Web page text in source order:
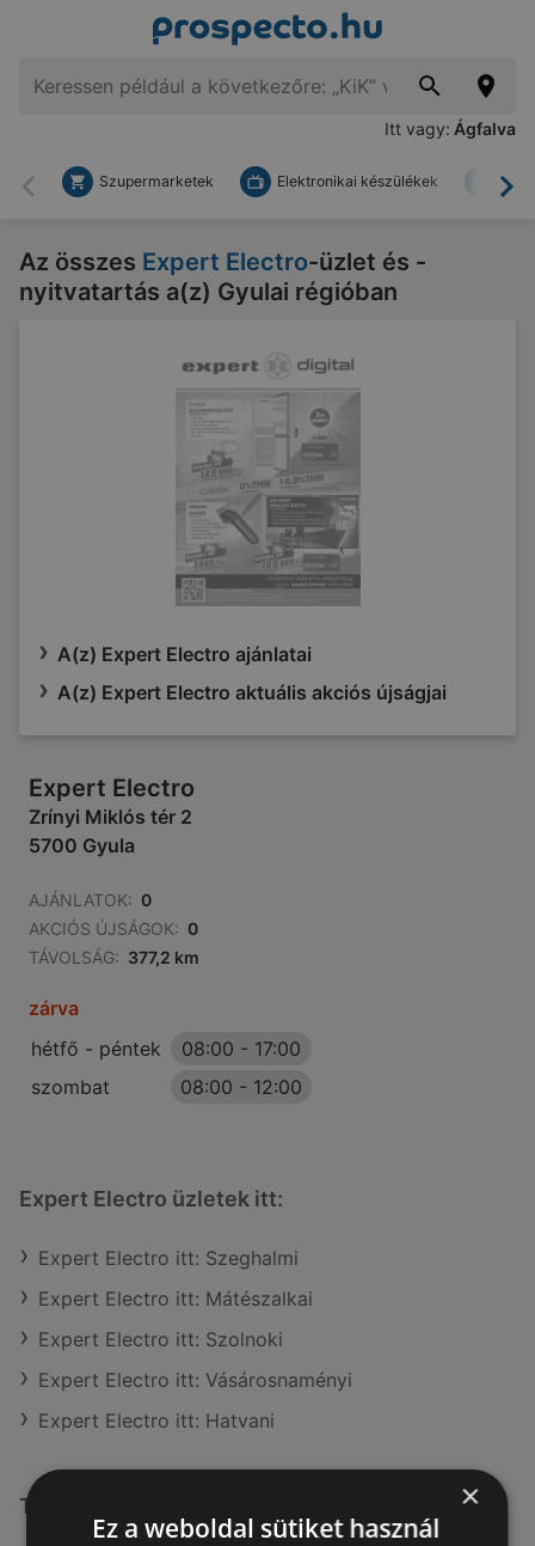
Itt vagy: Ágfalva
Vissza
Szupermarketek Elektronikai készülékek
Az összes Expert Electro-üzlet és -
nyitvatartás a(z) Gyulai régióban
A(z) Expert Electro ajánlatai
A(z) Expert Electro aktuális akciós újságjai
Expert Electro
Zrínyi Miklós tér 2
5700 Gyula
AJÁNLATOK: 0
AKCIÓS ÚJSÁGOK: 0
TÁVOLSÁG: 377,2 km
zárva
hétfő - péntek
08:00 - 17:00
szombat
08:00 - 12:00
Expert Electro üzletek itt:
Expert Electro itt: Szeghalmi
Expert Electro itt: Mátészalkai
Expert Electro itt: Szolnoki
Expert Electro itt: Vásárosnaményi
Expert Electro itt: Hatvani
További linkek ×
Ez a weboldal sütiket használ